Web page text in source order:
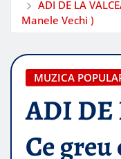
ADI DE LA
Manele Vechi )
MUZICA
ADI DE
Ce greu